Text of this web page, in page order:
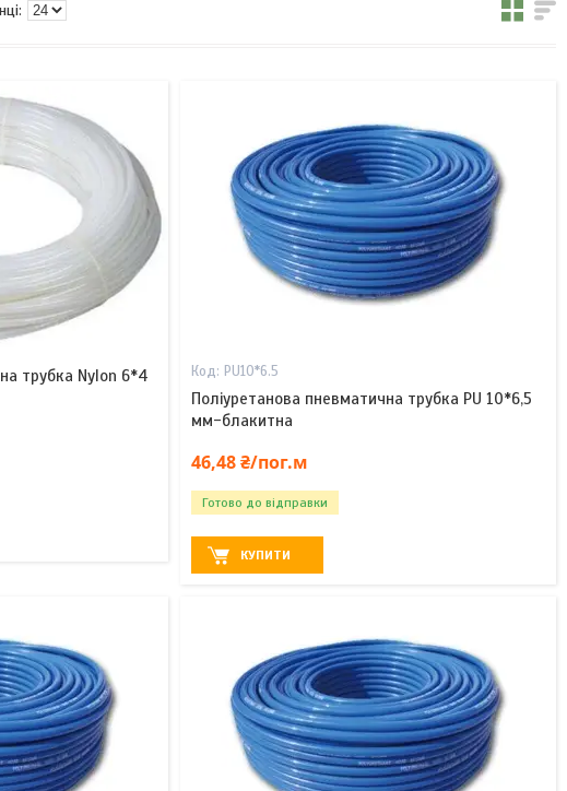
трубка Nylon 6*4
PU10*6.5
Поліуретанова пневматична трубка PU 10*6,5
мм-блакитна
46,48 ₴/пог.м
Готово до відправки
КУПИТИ